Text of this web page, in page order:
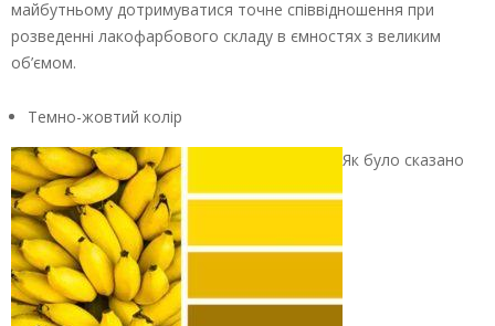
майбутньому дотримуватися точне співвідношення при
розведенні лакофарбового складу в ємностях з великим
об’ємом.
Темно-жовтий колір
Як було сказано